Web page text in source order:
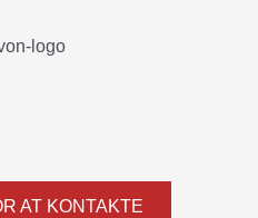
AT KONTAKTE